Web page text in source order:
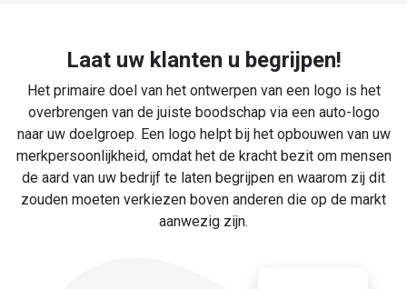
Laat uw klanten u begrijpen!
Het primaire doel van het ontwerpen van een logo is het
overbrengen van de juiste boodschap via een auto-logo
naar uw doelgroep. Een logo helpt bij het opbouwen van uw
merkpersoonlijkheid, omdat het de kracht bezit om mensen
de aard van uw bedrijf te laten begrijpen en waarom zij dit
zouden moeten verkiezen boven anderen die op de markt
aanwezig zijn.